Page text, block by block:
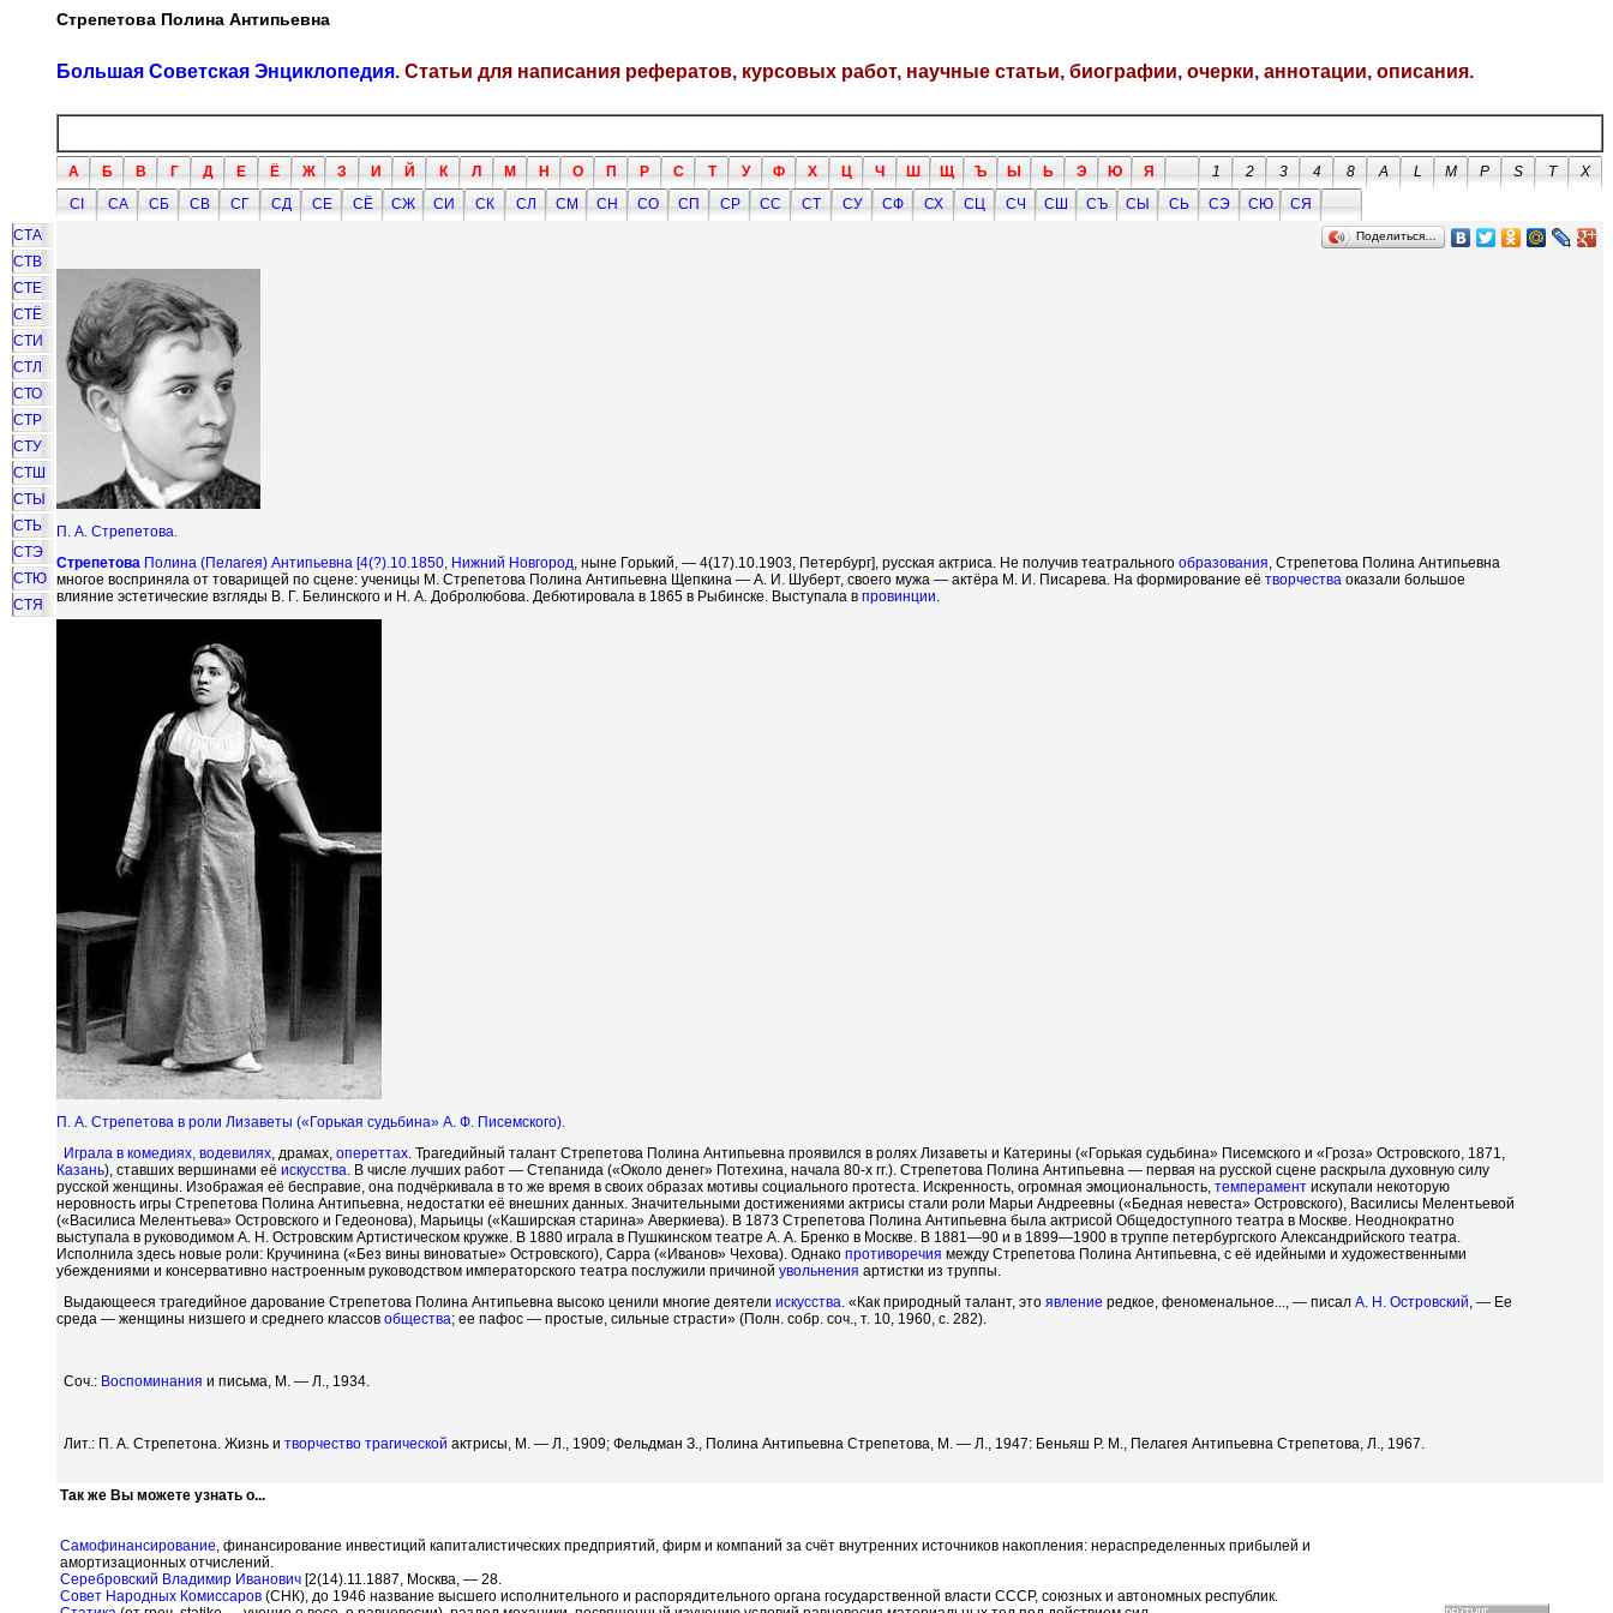
Стрепетова Полина Антипьевна
Большая Советская Энциклопедия. Статьи для написания рефератов, курсовых работ, научные статьи, биографии, очерки, аннотации, описания.
А Б В Г Д Е Ё Ж З И Й К Л М Н О П Р С Т У Ф Х Ц Ч Ш Щ Ъ Ы Ь Э Ю Я 1 2 3 4 8 A L M P S T
X
СI
СА СБ СВ СГ СД СЕ СЁ СЖ СИ СК СЛ СМ СН СО СП СР СС СТ СУ СФ СХ СЦ СЧ СШ СЪ СЫ СЬ СЭ СЮ
СЯ
СТА
СТВ
СТЕ
СТЁ
СТИ
СТЛ
СТО
СТР
СТУ
СТШ
СТЫ
СТЬ
СТЭ
СТЮ
СТЯ
Поделиться…
П. А. Стрепетова.
Стрепетова Полина (Пелагея) Антипьевна [4(?).10.1850, Нижний Новгород, ныне Горький, — 4(17).10.1903, Петербург], русская актриса. Не получив театрального образования, Стрепетова Полина Антипьевна
многое восприняла от товарищей по сцене: ученицы М. Стрепетова Полина Антипьевна Щепкина — А. И. Шуберт, своего мужа — актёра М. И. Писарева. На формирование её творчества оказали большое
влияние эстетические взгляды В. Г. Белинского и Н. А. Добролюбова. Дебютировала в 1865 в Рыбинске. Выступала в провинции.
П. А. Стрепетова в роли Лизаветы («Горькая судьбина» А. Ф. Писемского).
Играла в комедиях, водевилях, драмах, опереттах. Трагедийный талант Стрепетова Полина Антипьевна проявился в ролях Лизаветы и Катерины («Горькая судьбина» Писемского и «Гроза» Островского, 1871,
Казань), ставших вершинами её искусства. В числе лучших работ — Степанида («Около денег» Потехина, начала 80-х гг.). Стрепетова Полина Антипьевна — первая на русской сцене раскрыла духовную силу
русской женщины. Изображая её бесправие, она подчёркивала в то же время в своих образах мотивы социального протеста. Искренность, огромная эмоциональность, темперамент искупали некоторую
неровность игры Стрепетова Полина Антипьевна, недостатки её внешних данных. Значительными достижениями актрисы стали роли Марьи Андреевны («Бедная невеста» Островского), Василисы Мелентьевой
(«Василиса Мелентьева» Островского и Гедеонова), Марьицы («Каширская старина» Аверкиева). В 1873 Стрепетова Полина Антипьевна была актрисой Общедоступного театра в Москве. Неоднократно
выступала в руководимом А. Н. Островским Артистическом кружке. В 1880 играла в Пушкинском театре А. А. Бренко в Москве. В 1881—90 и в 1899—1900 в труппе петербургского Александрийского театра.
Исполнила здесь новые роли: Кручинина («Без вины виноватые» Островского), Сарра («Иванов» Чехова). Однако противоречия между Стрепетова Полина Антипьевна, с её идейными и художественными
убеждениями и консервативно настроенным руководством императорского театра послужили причиной увольнения артистки из труппы.
Выдающееся трагедийное дарование Стрепетова Полина Антипьевна высоко ценили многие деятели искусства. «Как природный талант, это явление редкое, феноменальное..., — писал А. Н. Островский, — Ее
среда — женщины низшего и среднего классов общества; ее пафос — простые, сильные страсти» (Полн. собр. соч., т. 10, 1960, с. 282).
Соч.: Воспоминания и письма, М. — Л., 1934.
Лит.: П. А. Стрепетона. Жизнь и творчество трагической актрисы, М. — Л., 1909; Фельдман З., Полина Антипьевна Стрепетова, М. — Л., 1947: Беньяш Р. М., Пелагея Антипьевна Стрепетова, Л., 1967.
Так же Вы можете узнать о...
Самофинансирование, финансирование инвестиций капиталистических предприятий, фирм и компаний за счёт внутренних источников накопления: нераспределенных прибылей и
амортизационных отчислений.
Серебровский Владимир Иванович [2(14).11.1887, Москва, — 28.
Совет Народных Комиссаров (СНК), до 1946 название высшего исполнительного и распорядительного органа государственной власти СССР, союзных и автономных республик.